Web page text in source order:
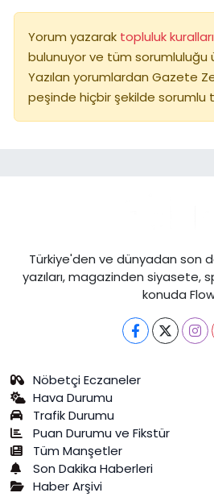
Yorum yazarak topluluk
bulunuyor ve tüm sorumluluğu
Yazılan yorumlardan Gazete
peşinde hiçbir şekilde sorumlu
Türkiye'den ve dünyadan son
yazıları, magazinden siyasete,
konuda
Nöbetçi Eczaneler
Hava Durumu
Trafik Durumu
Puan Durumu ve Fikstür
Tüm Manşetler
Son Dakika Haberleri
Haber Arşivi